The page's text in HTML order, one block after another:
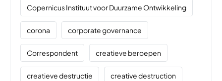
Copernicus Instituut voor Duurzame Ontwikkeling
corona corporate governance
Correspondent creatieve beroepen
creatieve destructie creative destruction